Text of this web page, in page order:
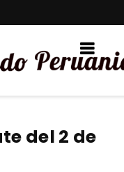
del 2 de